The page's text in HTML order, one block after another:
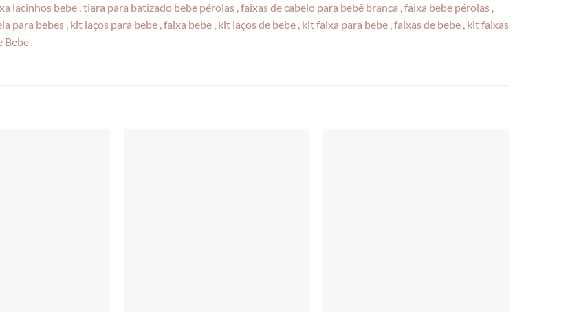
lacinhos bebe , tiara para batizado bebe pérolas , faixas de cabelo para bebê branca , faixa bebe pérolas ,
para bebes , kit laços para bebe , faixa bebe , kit laços de bebe , kit faixa para bebe , faixas de bebe , kit faixas
Bebe